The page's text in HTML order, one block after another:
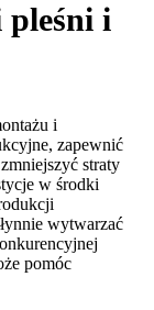
pleśni i
i
zapewnić
straty
w środki
wytwarzać
pomóc